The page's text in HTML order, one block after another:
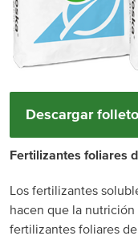
Descargar folleto
Fertilizantes foliares
Los fertilizantes
hacen que la
fertilizantes foliares